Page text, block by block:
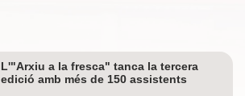
L'"Arxiu a la fresca" tanca la tercera
edició amb més de 150 assistents